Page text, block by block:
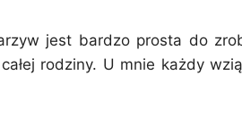
jest bardzo prosta do
rodziny. U mnie każdy